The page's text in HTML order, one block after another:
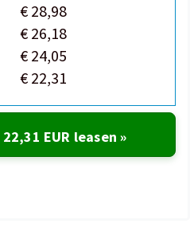
€ 28,98
€ 26,18
€ 24,05
€ 22,31
22,31 EUR leasen »